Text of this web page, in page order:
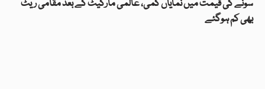
سونے کی قیمت میں نمایاں کمی، عالمی مارکیٹ کے بعد مقامی ریٹ
بھی کم ہوگئے